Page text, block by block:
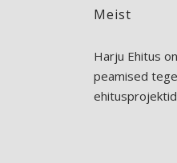
Meist
Harju Ehitus
peamised